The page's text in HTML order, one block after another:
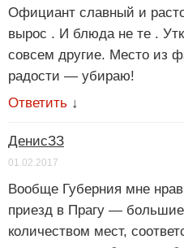
Официант славный и
вырос . И блюда не те .
совсем другие. Место из
радости — убираю!
Ответить ↓
ДенисЗЗ
01.02.2017
Вообще Губерния мне
приезд в Прагу —
количеством мест,